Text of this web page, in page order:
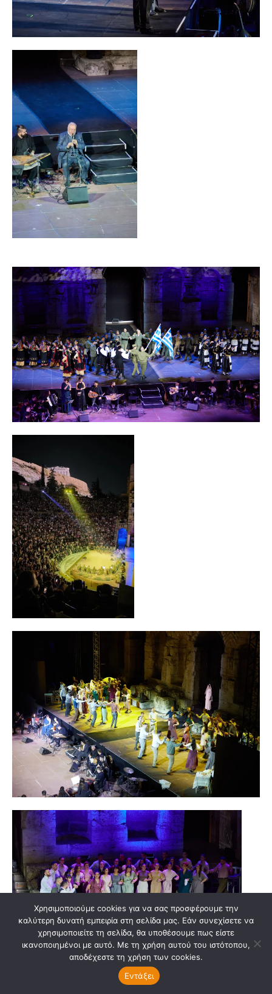
Χρησιμοποιούμε cookies για να σας προσφέρουμε την
καλύτερη δυνατή εμπειρία στη σελίδα μας. Εάν συνεχίσετε να
χρησιμοποιείτε τη σελίδα, θα υποθέσουμε πως είστε
ικανοποιημένοι με αυτό. Με τη χρήση αυτού του ιστότοπου,
αποδέχεστε τη χρήση των cookies.
Εντάξει